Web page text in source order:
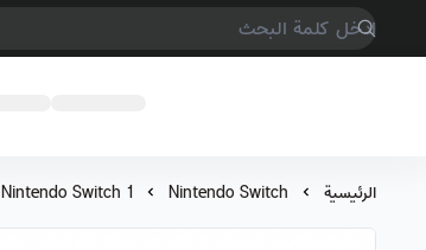
الرئيسية Nintendo Switch
Nintendo Switch 1